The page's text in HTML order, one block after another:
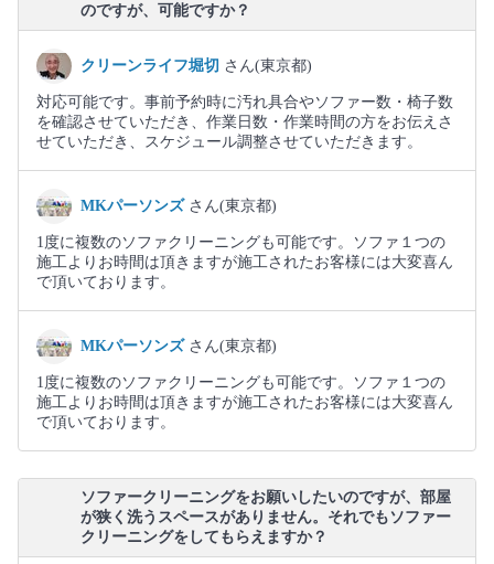
のですが、可能ですか？
クリーンライフ堀切 さん(東京都)
対応可能です。事前予約時に汚れ具合やソファー数・椅子数
を確認させていただき、作業日数・作業時間の方をお伝えさ
せていただき、スケジュール調整させていただきます。
MKパーソンズ さん(東京都)
1度に複数のソファクリーニングも可能です。ソファ１つの
施工よりお時間は頂きますが施工されたお客様には大変喜ん
で頂いております。
MKパーソンズ さん(東京都)
1度に複数のソファクリーニングも可能です。ソファ１つの
施工よりお時間は頂きますが施工されたお客様には大変喜ん
で頂いております。
ソファークリーニングをお願いしたいのですが、部屋
が狭く洗うスペースがありません。それでもソファー
クリーニングをしてもらえますか？